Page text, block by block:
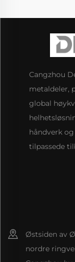
Cangzhou
metaldeler,
global
håndverk
tilpassede
Østsiden av
nordre